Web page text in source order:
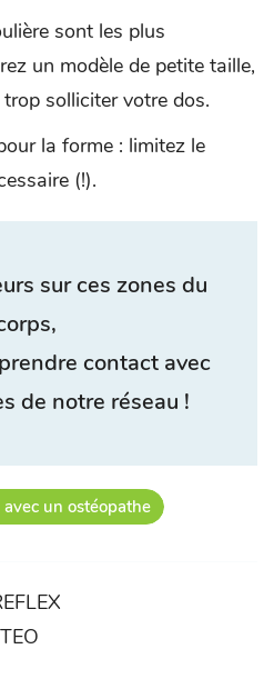
sont les plus
un modèle de petite taille,
solliciter votre dos.
la forme : limitez le
(!).
sur ces zones du
contact avec
de notre réseau !
un ostéopathe